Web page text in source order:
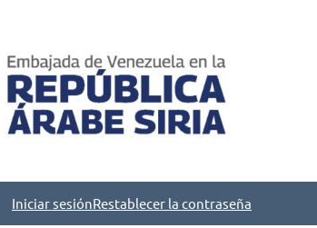
Iniciar sesiónRestablecer la contraseña